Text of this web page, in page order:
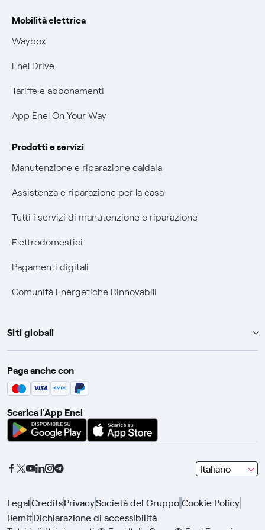
Offerta Tutela Vulnerabilità Gas
Mobilità Elettrica
Phishing e truffe online
Verifica chi ti ha chiamato
Agevolazione utenti con disabilità per offerte Fibra
Mobilità elettrica
Waybox
Enel Drive
Tariffe e abbonamenti
App Enel On Your Way
Prodotti e servizi
Manutenzione e riparazione caldaia
Assistenza e riparazione per la casa
Tutti i servizi di manutenzione e riparazione
Elettrodomestici
Pagamenti digitali
Comunità Energetiche Rinnovabili
Siti globali
Enel Group
Enel Green Power
Global Procurement
Gridspertise
Paga anche con
Scarica l'App Enel
Italiano
seleziona
una
con
LegalCreditsPrivacySocietà del GruppoCookie Policy
RemitDichiarazione di accessibilità